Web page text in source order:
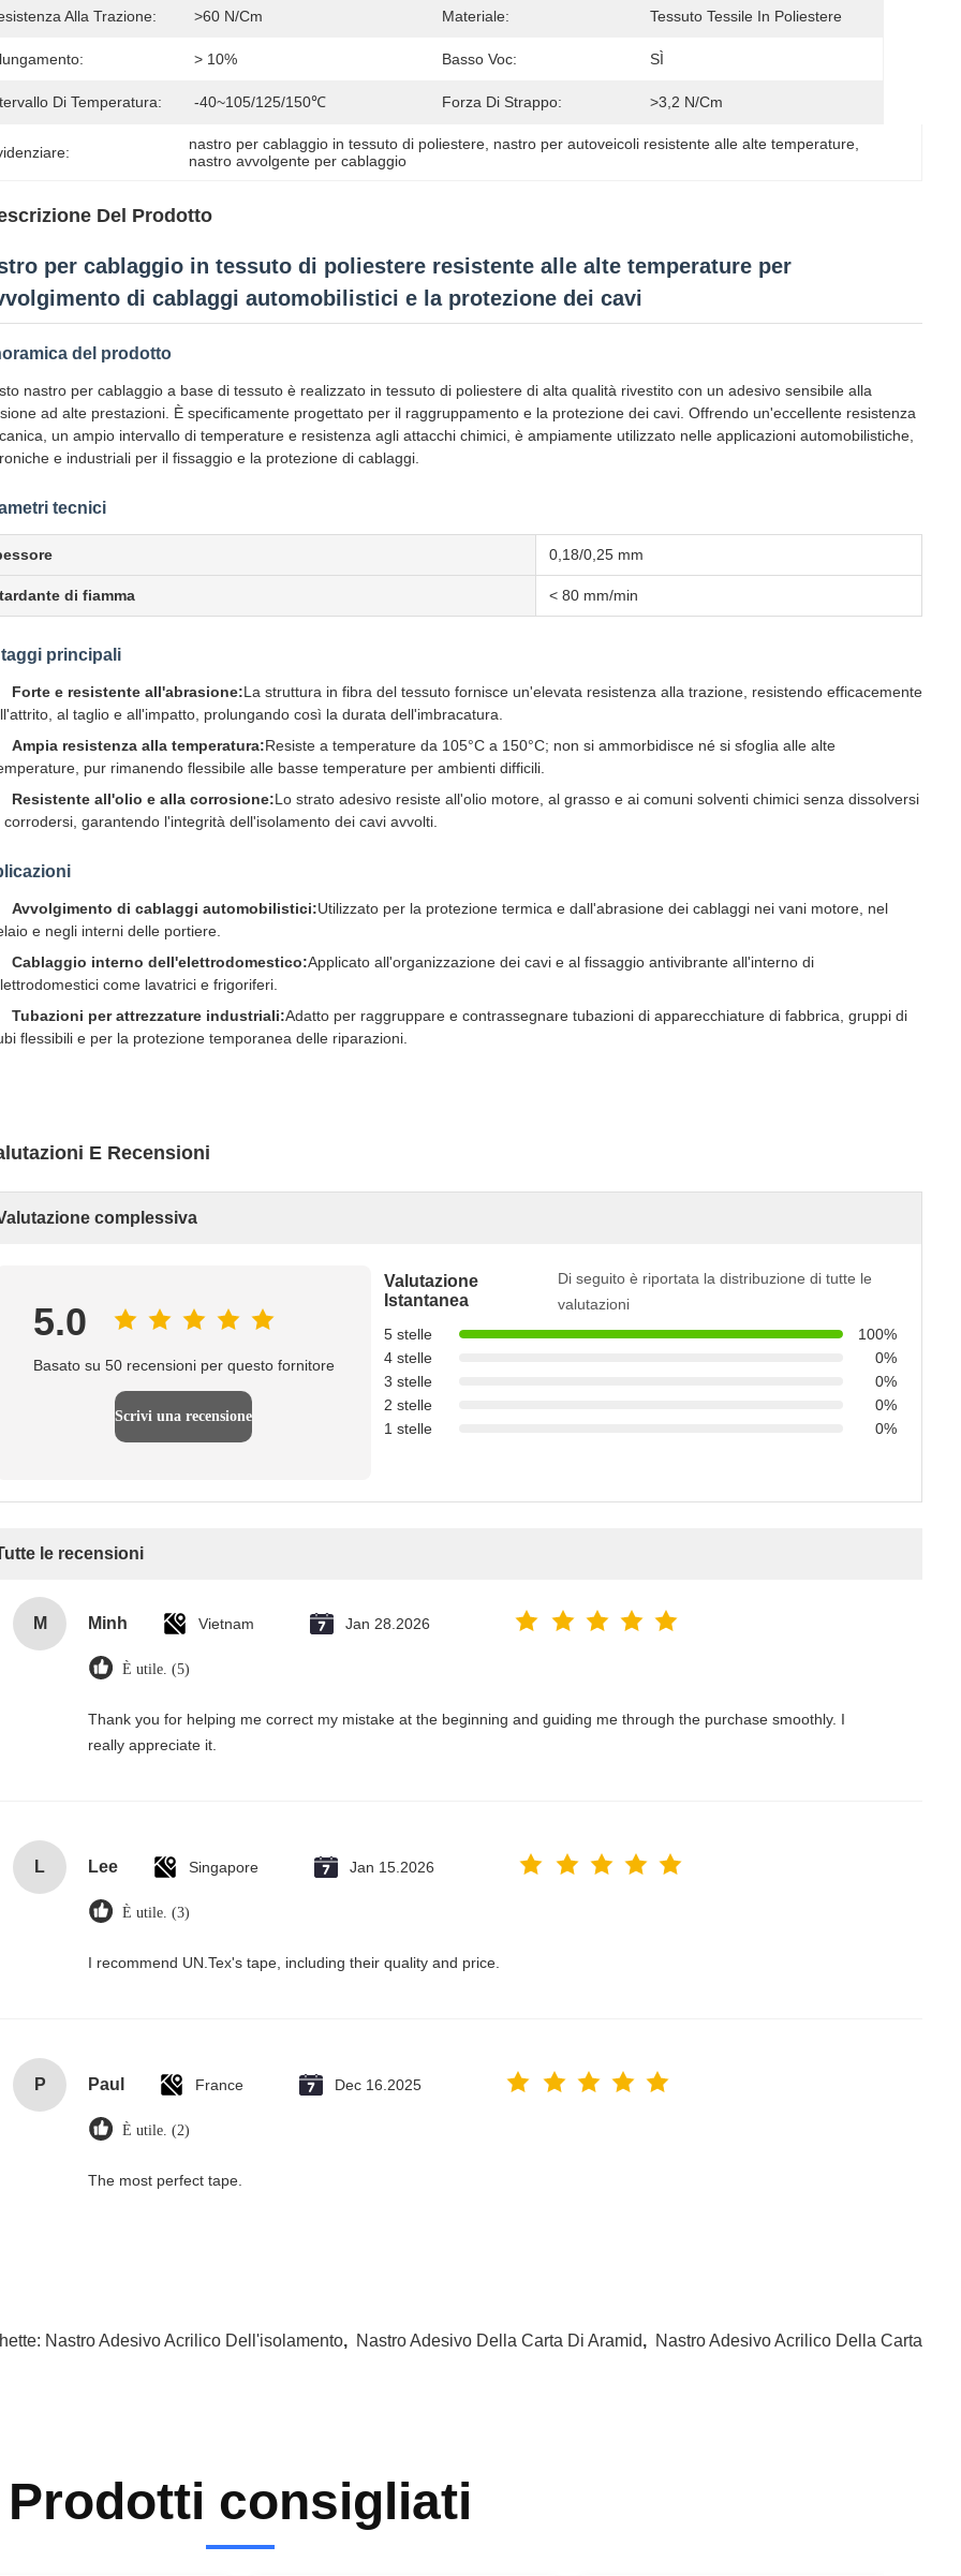
Alla Trazione: >60 N/cm Materiale: Tessuto Tessile In Poliestere
> 10% Basso Voc: SÌ
Di Temperatura: -40~105/125/150℃ Forza Di Strappo: >3,2 N/cm
nastro per cablaggio in tessuto di poliestere nastro per autoveicoli resistente alle alte temperature
nastro avvolgente per cablaggio
Del Prodotto
per cablaggio in tessuto di poliestere resistente alle alte temperature per
di cablaggi automobilistici e la protezione dei cavi
del prodotto
nastro per cablaggio a base di tessuto è realizzato in tessuto di poliestere di alta qualità rivestito con un adesivo sensibile alla
ad alte prestazioni. È specificamente progettato per il raggruppamento e la protezione dei cavi. Offrendo un'eccellente resistenza
un ampio intervallo di temperature e resistenza agli attacchi chimici, è ampiamente utilizzato nelle applicazioni automobilistiche,
e industriali per il fissaggio e la protezione di cablaggi.
tecnici
0,18/0,25 mm
di fiamma < 80 mm/min
principali
Forte e resistente all'abrasione:La struttura in fibra del tessuto fornisce un'elevata resistenza alla trazione, resistendo efficacemente
al taglio e all'impatto, prolungando così la durata dell'imbracatura.
Ampia resistenza alla temperatura:Resiste a temperature da 105°C a 150°C; non si ammorbidisce né si sfoglia alle alte
pur rimanendo flessibile alle basse temperature per ambienti difficili.
Resistente all'olio e alla corrosione:Lo strato adesivo resiste all'olio motore, al grasso e ai comuni solventi chimici senza dissolversi
corrodersi, garantendo l'integrità dell'isolamento dei cavi avvolti.
Avvolgimento di cablaggi automobilistici:Utilizzato per la protezione termica e dall'abrasione dei cablaggi nei vani motore, nel
e negli interni delle portiere.
Cablaggio interno dell'elettrodomestico:Applicato all'organizzazione dei cavi e al fissaggio antivibrante all'interno di
come lavatrici e frigoriferi.
Tubazioni per attrezzature industriali:Adatto per raggruppare e contrassegnare tubazioni di apparecchiature di fabbrica, gruppi di
flessibili e per la protezione temporanea delle riparazioni.
E Recensioni
complessiva
5.0
Basato su 50 recensioni per questo fornitore
Scrivi una recensione
Valutazione
Istantanea
Di seguito è riportata la distribuzione di tutte le
valutazioni
5 stelle
100%
4 stelle
0%
3 stelle
0%
2 stelle
0%
1 stelle
0%
le recensioni
M Minh Vietnam Jan 28.2026
È utile. (5)
Thank you for helping me correct my mistake at the beginning and guiding me through the purchase smoothly. I
really appreciate it.
L Lee Singapore Jan 15.2026
È utile. (3)
I recommend UN.Tex's tape, including their quality and price.
P Paul France Dec 16.2025
È utile. (2)
The most perfect tape.
Nastro Adesivo Acrilico Dell'isolamento, Nastro Adesivo Della Carta Di Aramid, Nastro Adesivo Acrilico Della Carta
Prodotti consigliati